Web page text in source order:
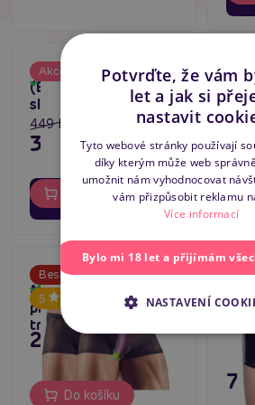
Akce
-20%
02 dní 04 hodin
MOB Elephant Thong
(Black), pánská tanga
slon
Skladem
449 Kč
359 Kč
Do košíku
Tip
Bestseller
5
Cottelli C2131382
Men’s Pants 2pcs,
průhledné pánské
trenky
Skladem
249 Kč
Do košíku
Potvrďte, že vám
let a jak si
nastavit
Tyto webové stránky používají
díky kterým může web
umožnit nám vyhodnocovat
vám přizpůsobit reklamu
Více informací
Bylo mi 18 let a přijímám
NASTAVENÍ